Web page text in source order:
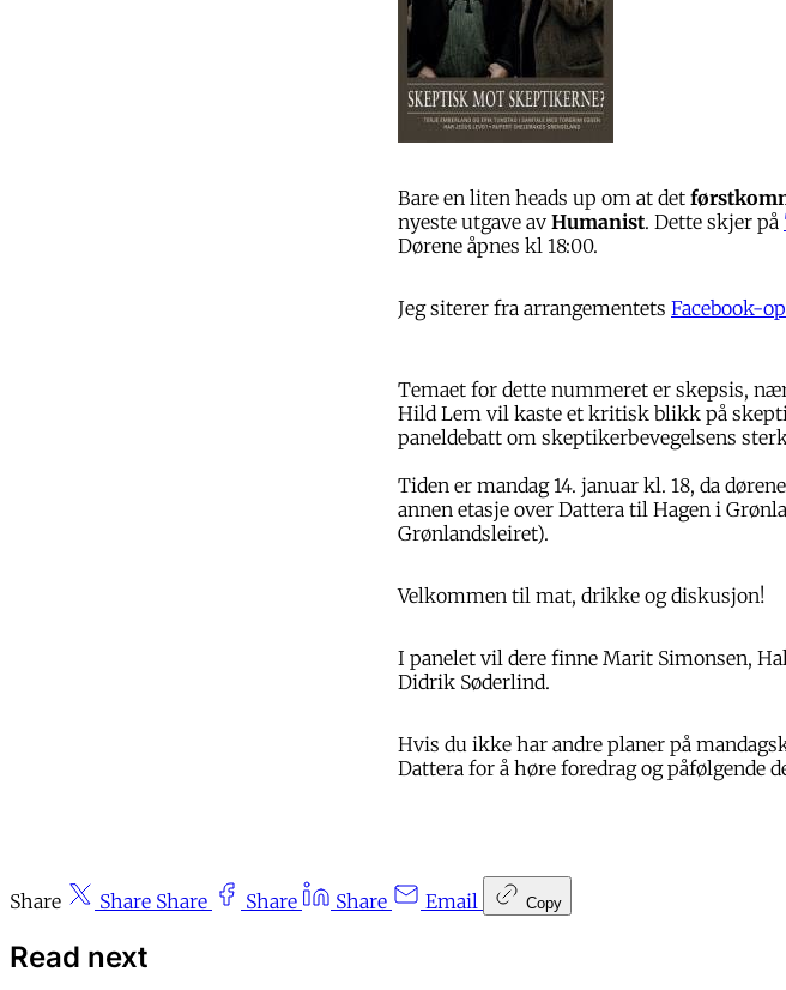
Bare en liten heads up om at det
nyeste utgave av Humanist. Dette skjer på
Dørene åpnes kl 18:00.
Jeg siterer fra arrangementets Facebook-
Temaet for dette nummeret er skepsis,
Hild Lem vil kaste et kritisk blikk på
paneldebatt om skeptikerbevegelsens
Tiden er mandag 14. januar kl. 18, da
annen etasje over Dattera til Hagen i
Grønlandsleiret).
Velkommen til mat, drikke og diskusjon!
I panelet vil dere finne Marit Simonsen,
Didrik Søderlind.
Hvis du ikke har andre planer på
Dattera for å høre foredrag og påfølgende
Share Share Share Share Share Email Copy
Read next